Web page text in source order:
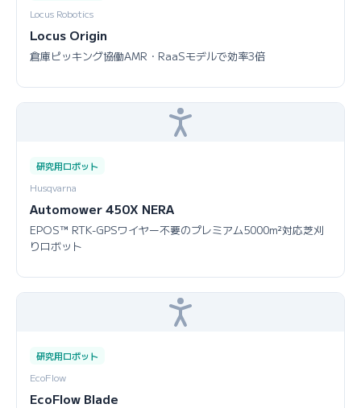
Locus Robotics
Locus Origin
倉庫ピッキング協働AMR・RaaSモデルで効率3倍
研究用ロボット
Husqvarna
Automower 450X NERA
EPOS™ RTK-GPSワイヤー不要のプレミアム5000m²対応芝刈
りロボット
研究用ロボット
EcoFlow
EcoFlow Blade